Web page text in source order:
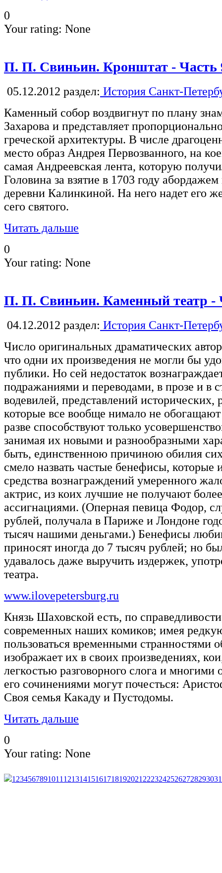
0
Your rating: None
П. П. Свиньин. Кронштат - Часть
05.12.2012 раздел: История Санкт-
Каменный собор воздвигнут по плану
Захарова и представляет
греческой архитектуры. В числе
место образ Андрея Первозванного, на
самая Андреевская лента, которую
Головина за взятие в 1703 году
деревни Калинкиной. На него надет его
сего святого.
Читать дальше
0
Your rating: None
П. П. Свиньин. Каменный театр -
04.12.2012 раздел: История Санкт-
Число оригинальных драматических
что одни их произведения не могли бы
публики. Но сей недостаток
подражаниями и переводами, в прозе и в
водевилей, представлений
которые все вообще нимало не обогащают
разве способствуют только
занимая их новыми и разнообразными
быть, единственною причиною обилия
смело назвать частые бенефисы,
средства вознаграждений умеренного
актрис, из коих лучшие не получают
ассигнациями. (Оперная певица Фодор,
рублей, получала в Париже и Лондоне
тысяч нашими деньгами.) Бенефисы
приносят иногда до 7 тысяч рублей; но
удавалось даже выручить издержек,
театра.
www.ilovepetersburg.ru
Князь Шаховской есть, по
современных наших комиков; имея
пользоваться временными
изображает их в своих произведениях,
легкостью разговорного слога и
его сочинениями могут почесться:
Своя семья Какаду и Пустодомы.
Читать дальше
0
Your rating: None
1 234567891011 12131415161718192021 22232425262728293031